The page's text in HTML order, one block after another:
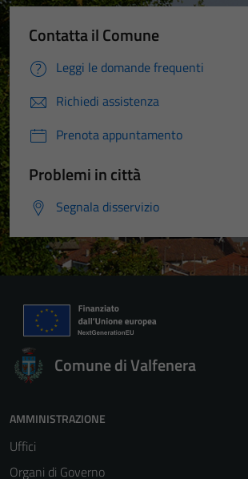
Contatta il Comune
Leggi le domande frequenti
Richiedi assistenza
Prenota appuntamento
Problemi in città
Segnala disservizio
Comune di Valfenera
AMMINISTRAZIONE
Uffici
Organi di Governo